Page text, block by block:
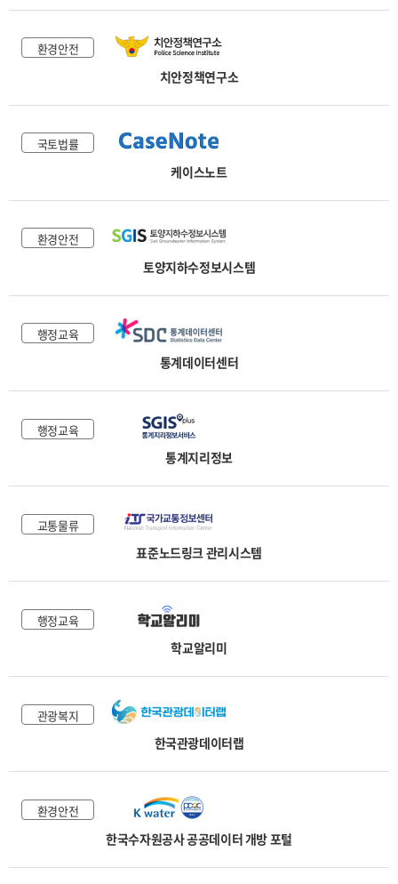
환경안전
치안정책연구소
국토법률
케이스노트
환경안전
토양지하수정보시스템
행정교육
통계데이터센터
행정교육
통계지리정보
교통물류
표준노드링크 관리시스템
행정교육
학교알리미
관광복지
한국관광데이터랩
환경안전
한국수자원공사 공공데이터 개방 포털